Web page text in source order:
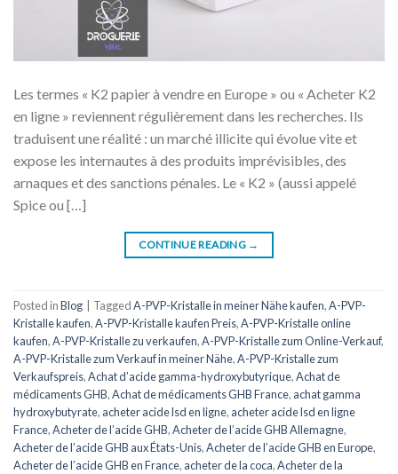
Les termes « K2 papier à vendre en Europe » ou « Acheter K2
en ligne » reviennent régulièrement dans les recherches. Ils
traduisent une réalité : un marché illicite qui évolue vite et
expose les internautes à des produits imprévisibles, des
arnaques et des sanctions pénales. Le « K2 » (aussi appelé
Spice ou […]
CONTINUE READING →
Posted inBlog TaggedA-PVP-Kristalle in meiner Nähe kaufen,A-PVP-
Kristalle kaufen,A-PVP-Kristalle kaufen Preis,A-PVP-Kristalle online
kaufen,A-PVP-Kristalle zu verkaufen,A-PVP-Kristalle zum Online-Verkauf,
A-PVP-Kristalle zum Verkauf in meiner Nähe,A-PVP-Kristalle zum
Verkaufspreis,Achat d’acide gamma-hydroxybutyrique,Achat de
médicaments GHB,Achat de médicaments GHB France, achat gamma
hydroxybutyrate, acheter acide lsd en ligne, acheter acide lsd en ligne
France,Acheter de l’acide GHB,Acheter de l’acide GHB Allemagne,
Acheter de l’acide GHB aux États-Unis,Acheter de l’acide GHB en Europe,
Acheter de l’acide GHB en France, acheter de la coca,Acheter de la